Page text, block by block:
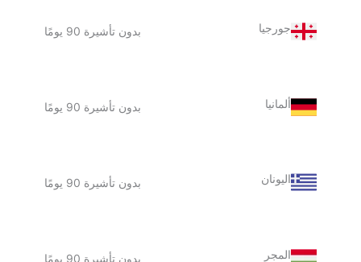
جورجيا بدون تأشيرة 90 يومًا
ألمانيا بدون تأشيرة 90 يومًا
اليونان بدون تأشيرة 90 يومًا
المجر بدون تأشيرة 90 يومًا